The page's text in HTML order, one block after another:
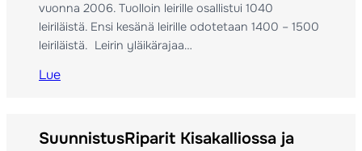
vuonna 2006. Tuolloin leirille osallistui 1040
leiriläistä. Ensi kesänä leirille odotetaan 1400 – 1500
leiriläistä. Leirin yläikärajaa…
Lue
SuunnistusRiparit Kisakalliossa ja